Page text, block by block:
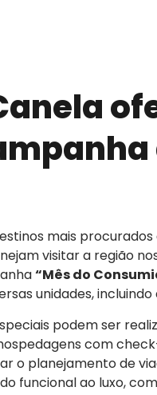
mais
visitar a região
“Mês do
unidades, incluindo
podem ser
com
o planejamento de
funcional ao luxo,